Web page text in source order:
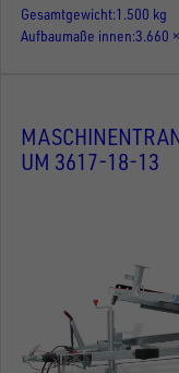
Gesamtgewicht 1.500 kg
Aufbaumaße innen 3.660
UM 3617-18-13